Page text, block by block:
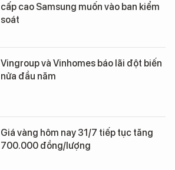
cấp cao Samsung muốn vào ban kiểm
soát
Vingroup và Vinhomes báo lãi đột biến
nửa đầu năm
Giá vàng hôm nay 31/7 tiếp tục tăng
700.000 đồng/lượng